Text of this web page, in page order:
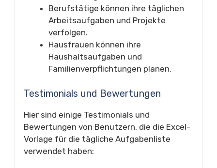
Berufstätige können ihre täglichen
Arbeitsaufgaben und Projekte
verfolgen.
Hausfrauen können ihre
Haushaltsaufgaben und
Familienverpflichtungen planen.
Testimonials und Bewertungen
Hier sind einige Testimonials und
Bewertungen von Benutzern, die die Excel-
Vorlage für die tägliche Aufgabenliste
verwendet haben: